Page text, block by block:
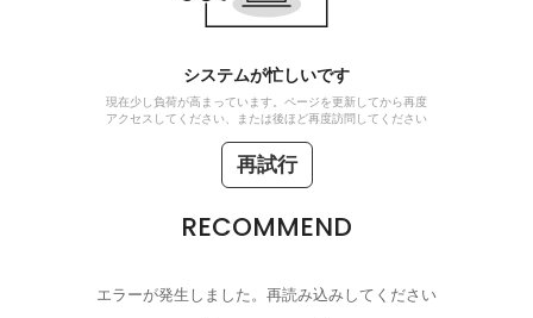
システムが忙しいです
現在少し負荷が高まっています。ページを更新してから再度
アクセスしてください、または後ほど再度訪問してください
再試行
RECOMMEND
エラーが発生しました。再読み込みしてください